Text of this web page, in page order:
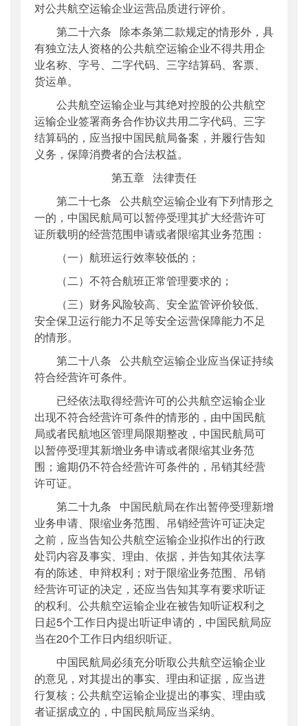
对公共航空运输企业运营品质进行评价。
第二十六条 除本条第二款规定的情形外，具
有独立法人资格的公共航空运输企业不得共用企
业名称、字号、二字代码、三字结算码、客票、
货运单。
公共航空运输企业与其绝对控股的公共航空
运输企业签署商务合作协议共用二字代码、三字
结算码的，应当报中国民航局备案，并履行告知
义务，保障消费者的合法权益。
第五章 法律责任
第二十七条 公共航空运输企业有下列情形之
一的，中国民航局可以暂停受理其扩大经营许可
证所载明的经营范围申请或者限缩其业务范围：
（一）航班运行效率较低的；
（二）不符合航班正常管理要求的；
（三）财务风险较高、安全监管评价较低、
安全保卫运行能力不足等安全运营保障能力不足
的情形。
第二十八条 公共航空运输企业应当保证持续
符合经营许可条件。
已经依法取得经营许可的公共航空运输企业
出现不符合经营许可条件的情形的，由中国民航
局或者民航地区管理局限期整改，中国民航局可
以暂停受理其新增业务申请或者限缩其业务范
围；逾期仍不符合经营许可条件的，吊销其经营
许可证。
第二十九条 中国民航局在作出暂停受理新增
业务申请、限缩业务范围、吊销经营许可证决定
之前，应当告知公共航空运输企业拟作出的行政
处罚内容及事实、理由、依据，并告知其依法享
有的陈述、申辩权利；对于限缩业务范围、吊销
经营许可证的决定，还应当告知其享有要求听证
的权利。公共航空运输企业在被告知听证权利之
日起5个工作日内提出听证申请的，中国民航局应
当在20个工作日内组织听证。
中国民航局必须充分听取公共航空运输企业
的意见，对其提出的事实、理由和证据，应当进
行复核；公共航空运输企业提出的事实、理由或
者证据成立的，中国民航局应当采纳。